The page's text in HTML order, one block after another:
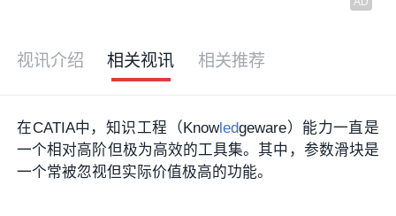
视讯介绍 相关视讯 相关推荐
在CATIA中，知识工程（Knowledgeware）能力一直是
一个相对高阶但极为高效的工具集。其中，参数滑块是
一个常被忽视但实际价值极高的功能。